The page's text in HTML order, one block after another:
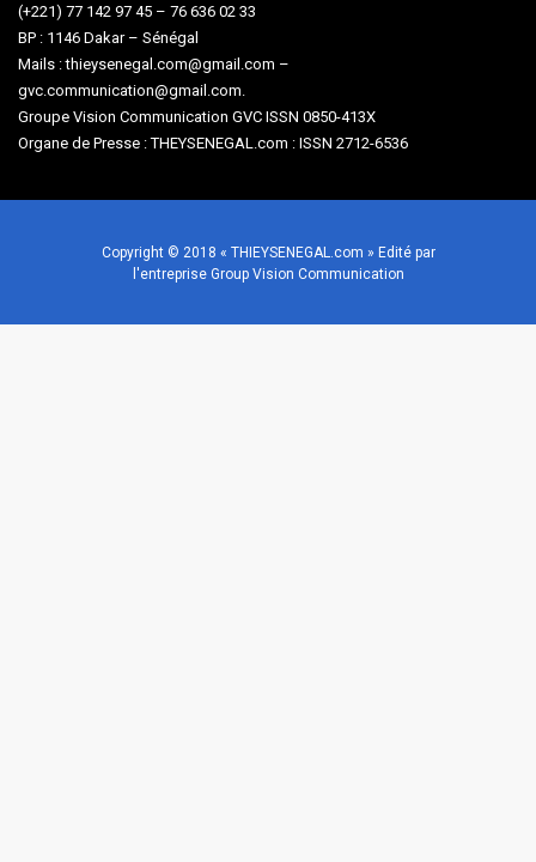
(+221) 77 142 97 45 – 76 636 02 33
BP : 1146 Dakar – Sénégal
Mails : thieysenegal.com@gmail.com –
gvc.communication@gmail.com.
Groupe Vision Communication GVC ISSN 0850-413X
Organe de Presse : THEYSENEGAL.com : ISSN 2712-6536
Copyright © 2018 « THIEYSENEGAL.com » Edité par
l'entreprise Group Vision Communication